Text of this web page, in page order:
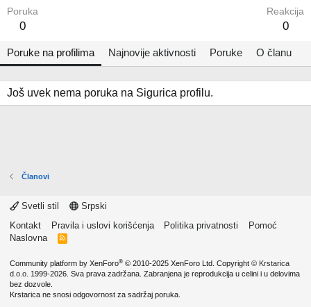
Poruka
0
Reakcija
0
Poruke na profilima Najnovije aktivnosti Poruke O članu
Još uvek nema poruka na Sigurica profilu.
Članovi
Svetli stil
Srpski
Kontakt
Pravila i uslovi korišćenja Politika privatnosti
Pomoć
Naslovna
R
Community platform by XenForo® © 2010-2025 XenForo Ltd. Copyright © Krstarica
d.o.o. 1999-2026. Sva prava zadržana. Zabranjena je reprodukcija u celini i u delovima
bez dozvole.
Krstarica ne snosi odgovornost za sadržaj poruka.